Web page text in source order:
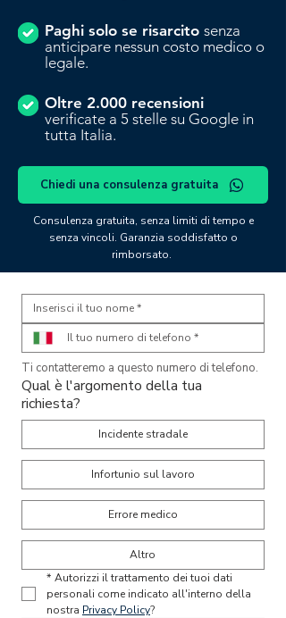
Paghi solo se risarcito senza
anticipare nessun costo medico o
legale.
Oltre 2.000 recensioni
verificate a 5 stelle su Google in
tutta Italia.
Chiedi una consulenza gratuita
Consulenza gratuita, senza limiti di tempo e
senza vincoli. Garanzia soddisfatto o
rimborsato.
Qual è l'argomento della tua
richiesta?
Incidente stradale
Infortunio sul lavoro
Errore medico
Altro
* Autorizzi il trattamento dei tuoi dati
personali come indicato all'interno della
nostra Privacy Policy?